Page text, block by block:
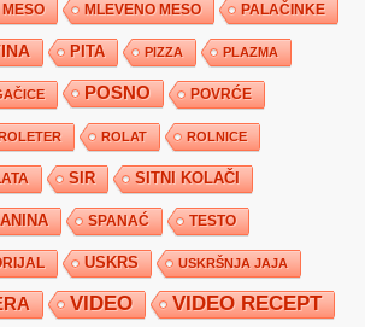
MESO MLEVENO MESO PALAČINKE
PITA PIZZA PLAZMA
POSNO POVRĆE
ROLAT ROLNICE
SIR SITNI KOLAČI
SPANAĆ TESTO
USKRS USKRŠNJA JAJA
VIDEO VIDEO RECEPT